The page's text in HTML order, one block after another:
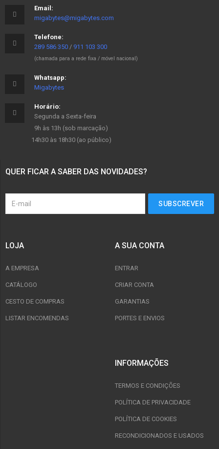
Email:
migabytes@migabytes.com
Telefone:
289 586 350 / 911 103 300
(chamada para a rede fixa / móvel nacional)
Whatsapp:
Migabytes
Horário:
Segunda a Sexta-feira
9h às 13h (sob marcação)
14h30 às 18h30 (ao público)
QUER FICAR A SABER DAS NOVIDADES?
LOJA
A EMPRESA
CATÁLOGO
CESTO DE COMPRAS
LISTAR ENCOMENDAS
A SUA CONTA
ENTRAR
CRIAR CONTA
GARANTIAS
PORTES E ENVIOS
INFORMAÇÕES
TERMOS E CONDIÇÕES
POLÍTICA DE PRIVACIDADE
POLÍTICA DE COOKIES
RECONDICIONADOS E USADOS